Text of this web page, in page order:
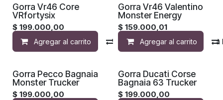
Gorra Vr46 Core
VRfortysix
$ 199.000,00
Agregar al carrito Compara Agregar a la
¡Nuevo!
Gorra Vr46 Valentino
Monster Energy
$159.000,01
Agregar al carrito
¡Nuevo!
Gorra Pecco Bagnaia
Monster Trucker
$ 199.000,00
¡Nuevo!
Gorra Ducati Corse
Bagnaia 63 Trucker
$199.000,00